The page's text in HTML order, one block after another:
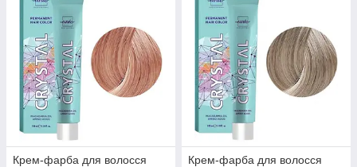
Крем-фарба для волосся
Крем-фарба для волосся